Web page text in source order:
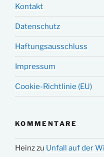
Kontakt
Datenschutz
Haftungsausschluss
Impressum
Cookie-Richtlinie (EU)
KOMMENTARE
Heinzzu Unfall auf der